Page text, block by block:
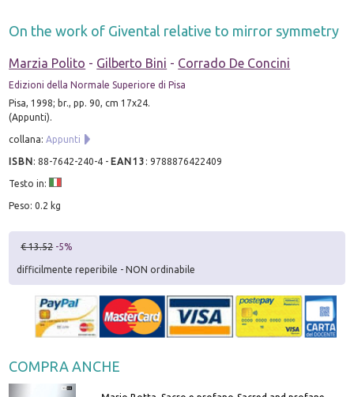
On the work of Givental relative to mirror symmetry
Marzia Polito - Gilberto Bini - Corrado De Concini
Edizioni della Normale Superiore di Pisa
Pisa, 1998; br., pp. 90, cm 17x24.
(Appunti).
collana:Appunti
ISBN:88-7642-240-4 - EAN13 :9788876422409
Testo in:
Peso: 0.2 kg
€ 13.52 -5%
difficilmente reperibile - NON ordinabile
COMPRA ANCHE